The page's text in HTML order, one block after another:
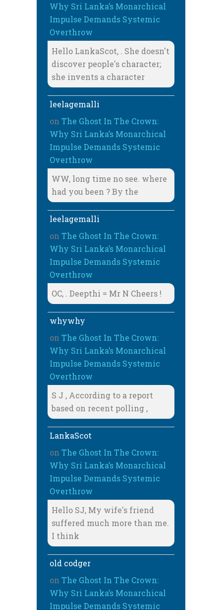
Why Sri Lanka’s Monarchical
Impulse Demands Systemic
Overthrow
Hello LankaScot, . She doesn't
discover people's character;
she invents a character
leelagemalli
on The Ghost In The Crown:
Why Sri Lanka’s Monarchical
Impulse Demands Systemic
Overthrow
WW, long time no see. where
had you been ? By the
leelagemalli
on The Ghost In The Crown:
Why Sri Lanka’s Monarchical
Impulse Demands Systemic
Overthrow
OC, . Deepthi = Mr N Cheers !
whywhy
on The Ghost In The Crown:
Why Sri Lanka’s Monarchical
Impulse Demands Systemic
Overthrow
S J , According to a report
based on recent polling ,
LankaScot
on The Ghost In The Crown:
Why Sri Lanka’s Monarchical
Impulse Demands Systemic
Overthrow
Hello SJ, My wife's friend
suffered much more than me.
I think
old codger
on The Ghost In The Crown:
Why Sri Lanka’s Monarchical
Impulse Demands Systemic